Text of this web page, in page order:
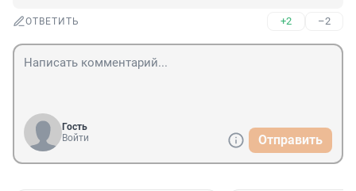
ОТВЕТИТЬ +2 –2
Гость
Войти
Отправить